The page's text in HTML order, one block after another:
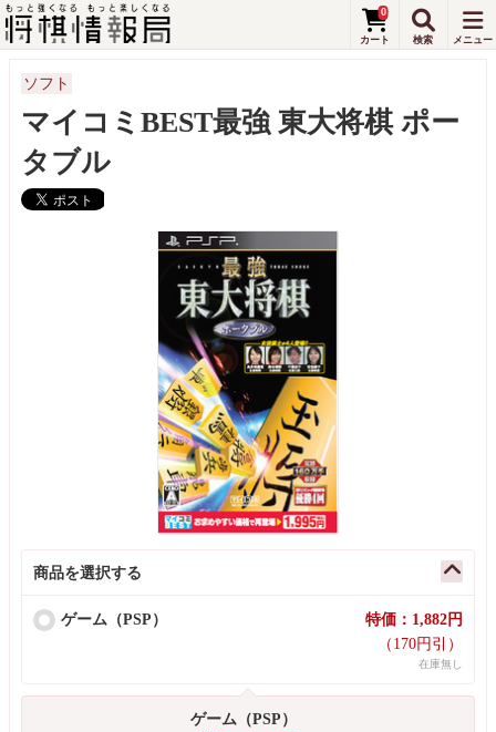
0
ソフト
マイコミBEST最強 東大将棋 ポー
タブル
商品を選択する
ゲーム（PSP）
特価：1,882円
（170円引）
在庫無し
ゲーム（PSP）